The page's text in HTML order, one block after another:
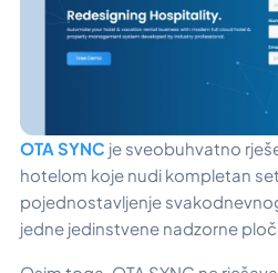
OTA SYNC je sveobuhvatno
hotelom koje nudi kompletan
pojednostavljenje
jedne jedinstvene nadzorne